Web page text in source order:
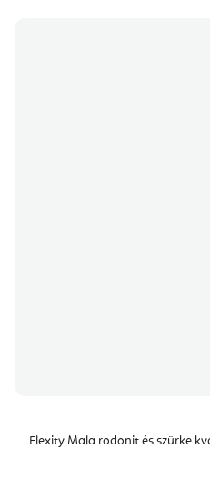
Flexity Mala rodonit és szürke